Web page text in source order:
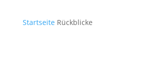
Startseite Rückblicke